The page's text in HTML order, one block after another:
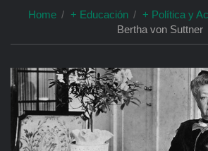
Home + Educación + Política y
Bertha von Suttner